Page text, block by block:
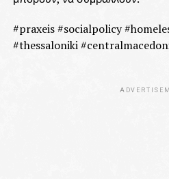
#praxeis #socialpolicy
#thessaloniki